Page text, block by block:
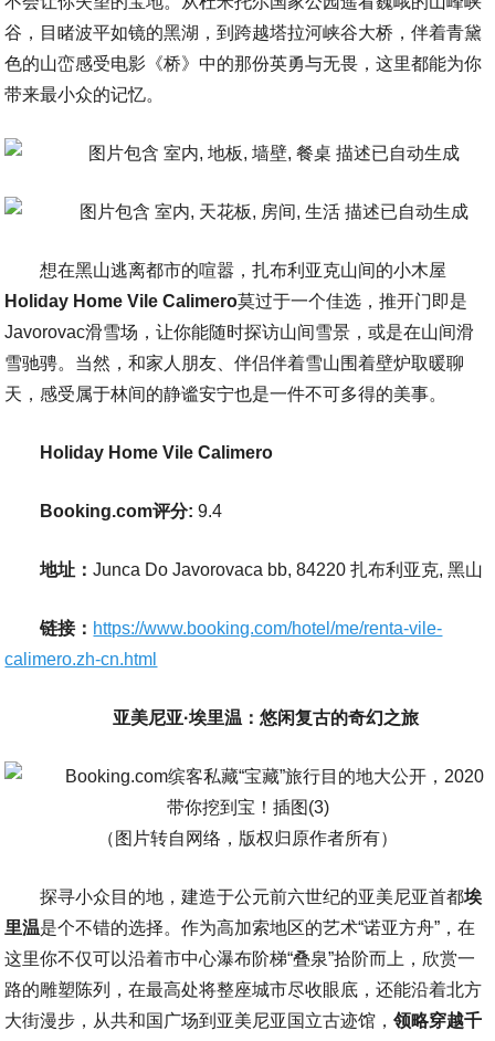
谷，目睹波平如镜的黑湖，到跨越塔拉河峡谷大桥，伴着青黛
色的山峦感受电影《桥》中的那份英勇与无畏，这里都能为你
带来最小众的记忆。
想在黑山逃离都市的喧嚣，扎布利亚克山间的小木屋
Holiday Home Vile Calimero莫过于一个佳选，推开门即是
Javorovac滑雪场，让你能随时探访山间雪景，或是在山间滑
雪驰骋。当然，和家人朋友、伴侣伴着雪山围着壁炉取暖聊
天，感受属于林间的静谧安宁也是一件不可多得的美事。
Holiday Home Vile Calimero
Booking.com评分: 9.4
地址：Junca Do Javorovaca bb, 84220 扎布利亚克, 黑山
链接： https://www.booking.com/hotel/me/renta-vile-
calimero.zh-cn.html
亚美尼亚·埃里温：悠闲复古的奇幻之旅
（图片转自网络，版权归原作者所有）
探寻小众目的地，建造于公元前六世纪的亚美尼亚首都埃
里温是个不错的选择。作为高加索地区的艺术“诺亚方舟”，在
这里你不仅可以沿着市中心瀑布阶梯“叠泉”拾阶而上，欣赏一
路的雕塑陈列，在最高处将整座城市尽收眼底，还能沿着北方
大街漫步，从共和国广场到亚美尼亚国立古迹馆，领略穿越千